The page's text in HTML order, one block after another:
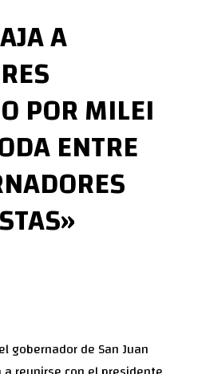
DIGITAL
A
POR MILEI
ENTRE
gobernador de San Juan